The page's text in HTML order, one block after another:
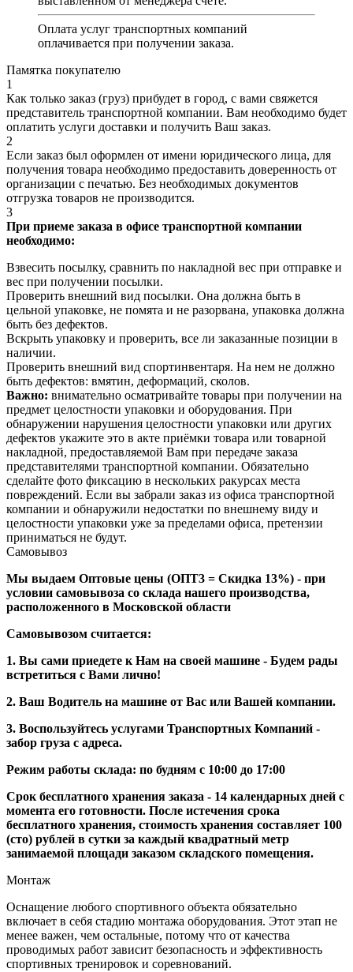
Оплата услуг транспортных компаний
оплачивается при получении заказа.
Памятка покупателю
1
Как только заказ (груз) прибудет в город, с вами свяжется
представитель транспортной компании. Вам необходимо будет
оплатить услуги доставки и получить Ваш заказ.
2
Если заказ был оформлен от имени юридического лица, для
получения товара необходимо предоставить доверенность от
организации с печатью. Без необходимых документов
отгрузка товаров не производится.
3
При приеме заказа в офисе транспортной компании
необходимо:
Взвесить посылку, сравнить по накладной вес при отправке и
вес при получении посылки.
Проверить внешний вид посылки. Она должна быть в
цельной упаковке, не помята и не разорвана, упаковка должна
быть без дефектов.
Вскрыть упаковку и проверить, все ли заказанные позиции в
наличии.
Проверить внешний вид спортинвентаря. На нем не должно
быть дефектов: вмятин, деформаций, сколов.
Важно: внимательно осматривайте товары при получении на
предмет целостности упаковки и оборудования. При
обнаружении нарушения целостности упаковки или других
дефектов укажите это в акте приёмки товара или товарной
накладной, предоставляемой Вам при передаче заказа
представителями транспортной компании. Обязательно
сделайте фото фиксацию в нескольких ракурсах места
повреждений. Если вы забрали заказ из офиса транспортной
компании и обнаружили недостатки по внешнему виду и
целостности упаковки уже за пределами офиса, претензии
приниматься не будут.
Самовывоз
Мы выдаем Оптовые цены (ОПТ3 = Скидка 13%) - при
условии самовывоза со склада нашего производства,
расположенного в Московской области
Самовывозом считается:
1. Вы сами приедете к Нам на своей машине - Будем рады
встретиться с Вами лично!
2. Ваш Водитель на машине от Вас или Вашей компании.
3. Воспользуйтесь услугами Транспортных Компаний -
забор груза с адреса.
Режим работы склада: по будням с 10:00 до 17:00
Срок бесплатного хранения заказа - 14 календарных дней с
момента его готовности. После истечения срока
бесплатного хранения, стоимость хранения составляет 100
(сто) рублей в сутки за каждый квадратный метр
занимаемой площади заказом складского помещения.
Монтаж
Оснащение любого спортивного объекта обязательно
включает в себя стадию монтажа оборудования. Этот этап не
менее важен, чем остальные, потому что от качества
проводимых работ зависит безопасность и эффективность
спортивных тренировок и соревнований.